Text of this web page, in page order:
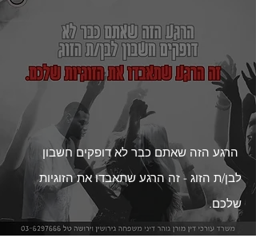
הרגע הזה שאתם כבר לא דופקים חשבון
לבן/ת הזוג - זה הרגע שתאבדו את הזוגיות
שלכם.